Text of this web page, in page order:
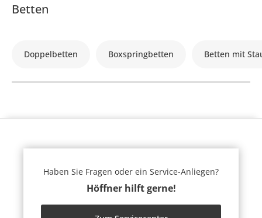
Betten
Doppelbetten Boxspringbetten Betten mit
Haben Sie Fragen oder ein Service-Anliegen?
Höffner hilft gerne!